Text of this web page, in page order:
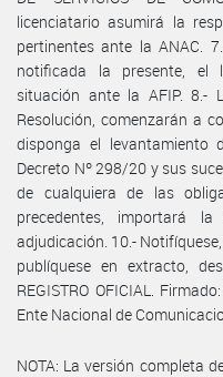
licenciatario asumirá la
pertinentes ante la ANAC.
notificada la presente, el
situación ante la AFIP. 8.-
Resolución, comenzarán a
disponga el levantamiento
Decreto Nº 298/20 y sus
de cualquiera de las
precedentes, importará
adjudicación. 10.-
publíquese en extracto,
REGISTRO OFICIAL.
Ente Nacional de
NOTA: La versión completa